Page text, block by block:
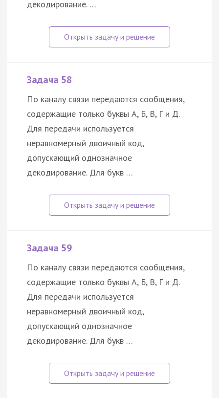
декодирование. …
Задача 58
По каналу связи передаются сообщения,
содержащие только буквы А, Б, В, Г и Д.
Для передачи используется
неравномерный двоичный код,
допускающий однозначное
декодирование. Для букв …
Задача 59
По каналу связи передаются сообщения,
содержащие только буквы А, Б, В, Г и Д.
Для передачи используется
неравномерный двоичный код,
допускающий однозначное
декодирование. Для букв …